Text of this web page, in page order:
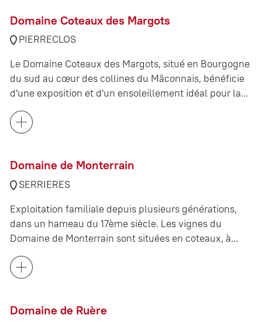
Domaine Coteaux des Margots
PIERRECLOS
Le Domaine Coteaux des Margots, situé en Bourgogne
du sud au cœur des collines du Mâconnais, bénéficie
d'une exposition et d'un ensoleillement idéal pour la...
Domaine de Monterrain
SERRIERES
Exploitation familiale depuis plusieurs générations,
dans un hameau du 17ème siècle. Les vignes du
Domaine de Monterrain sont situées en coteaux, à...
Domaine de Ruère